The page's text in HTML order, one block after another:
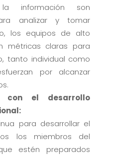
información son
analizar y tomar
los equipos de alto
métricas claras para
tanto individual como
por alcanzar
con el desarrollo
para desarrollar el
los miembros del
estén preparados